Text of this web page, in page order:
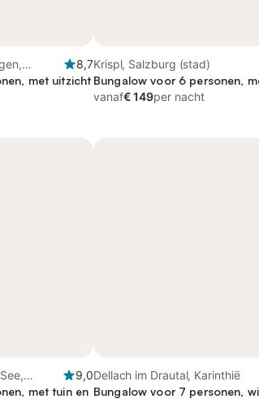
8,7
met uitzicht
Krispl, Salzburg (stad)
Bungalow voor 6 personen,
vanaf€ 149per nacht
9,0
met tuin en
Dellach im Drautal, Karinthië
Bungalow voor 7 personen,